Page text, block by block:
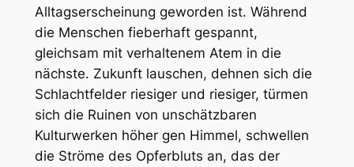
Alltagserscheinung geworden ist. Während
die Menschen fieberhaft gespannt,
gleichsam mit verhaltenem Atem in die
nächste. Zukunft lauschen, dehnen sich die
Schlachtfelder riesiger und riesiger, türmen
sich die Ruinen von unschätzbaren
Kulturwerken höher gen Himmel, schwellen
die Ströme des Opferbluts an, das der